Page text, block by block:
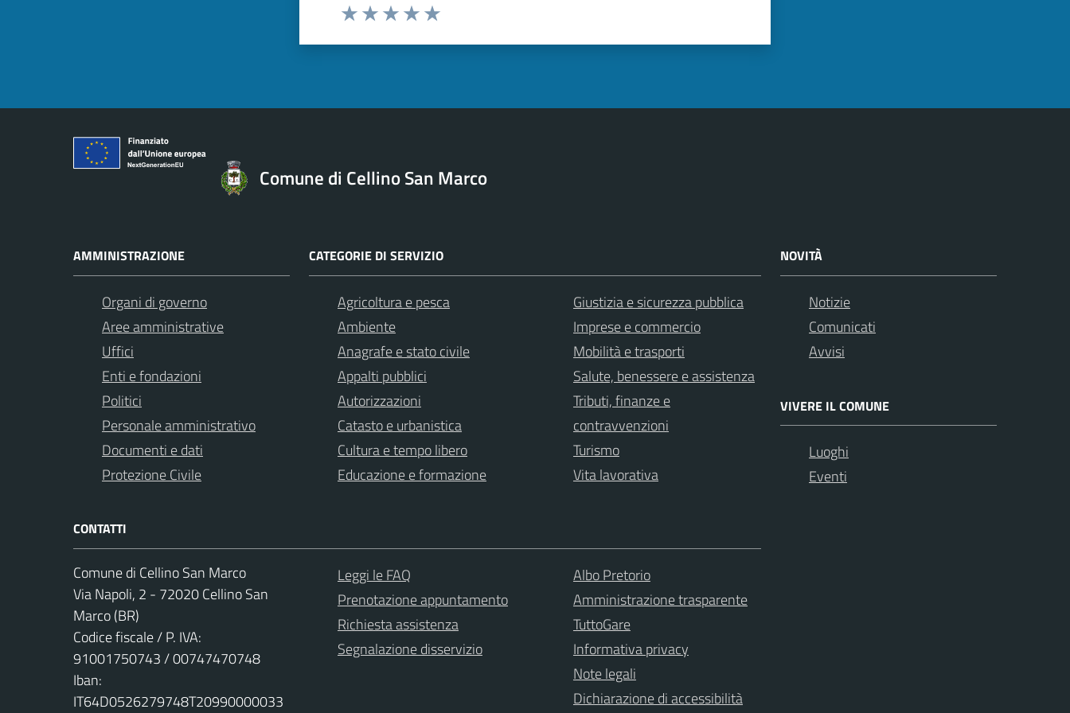
Comune di Cellino San Marco
AMMINISTRAZIONE
Organi di governo
Aree amministrative
Uffici
Enti e fondazioni
Politici
Personale amministrativo
Documenti e dati
Protezione Civile
CATEGORIE DI SERVIZIO
Agricoltura e pesca
Ambiente
Anagrafe e stato civile
Appalti pubblici
Autorizzazioni
Catasto e urbanistica
Cultura e tempo libero
Educazione e formazione
Giustizia e sicurezza pubblica
Imprese e commercio
Mobilità e trasporti
Salute, benessere e assistenza
Tributi, finanze e
contravvenzioni
Turismo
Vita lavorativa
NOVITÀ
Notizie
Comunicati
Avvisi
VIVERE IL COMUNE
Luoghi
Eventi
CONTATTI
Comune di Cellino San Marco
Via Napoli, 2 - 72020 Cellino San
Marco (BR)
Codice fiscale / P. IVA:
91001750743 / 00747470748
Iban:
IT64D0526279748T20990000033
Leggi le FAQ
Prenotazione appuntamento
Richiesta assistenza
Segnalazione disservizio
Albo Pretorio
Amministrazione trasparente
TuttoGare
Informativa privacy
Note legali
Dichiarazione di accessibilità